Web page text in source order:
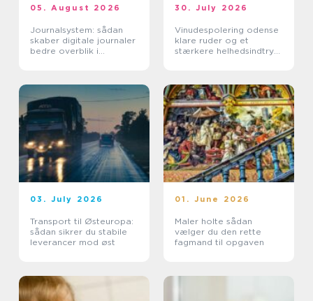
05. August 2026
Journalsystem: sådan
skaber digitale journaler
bedre overblik i
30. July 2026
Vinudespolering odense
klare ruder og et
stærkere helhedsindtryk
03. July 2026
Transport til Østeuropa:
sådan sikrer du stabile
leverancer mod øst
01. June 2026
Maler holte sådan
vælger du den rette
fagmand til opgaven